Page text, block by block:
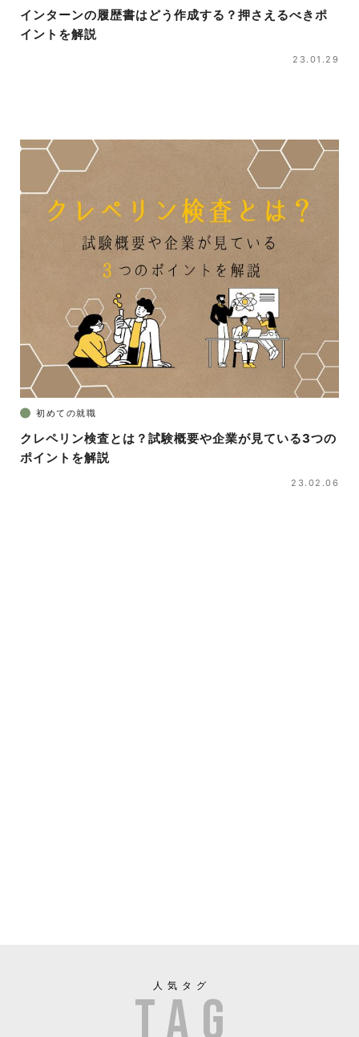
インターンの履歴書はどう作成する？押さえるべきポ
イントを解説
23.01.29
初めての就職
クレペリン検査とは？試験概要や企業が見ている3つの
ポイントを解説
23.02.06
人気タグ